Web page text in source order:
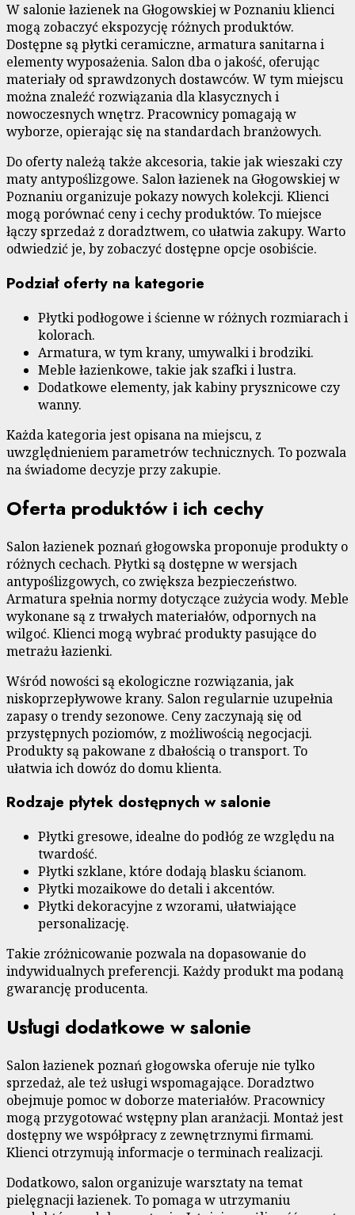
W salonie łazienek na Głogowskiej w Poznaniu klienci
mogą zobaczyć ekspozycję różnych produktów.
Dostępne są płytki ceramiczne, armatura sanitarna i
elementy wyposażenia. Salon dba o jakość, oferując
materiały od sprawdzonych dostawców. W tym miejscu
można znaleźć rozwiązania dla klasycznych i
nowoczesnych wnętrz. Pracownicy pomagają w
wyborze, opierając się na standardach branżowych.
Do oferty należą także akcesoria, takie jak wieszaki czy
maty antypoślizgowe. Salon łazienek na Głogowskiej w
Poznaniu organizuje pokazy nowych kolekcji. Klienci
mogą porównać ceny i cechy produktów. To miejsce
łączy sprzedaż z doradztwem, co ułatwia zakupy. Warto
odwiedzić je, by zobaczyć dostępne opcje osobiście.
Podział oferty na kategorie
Płytki podłogowe i ścienne w różnych rozmiarach i
kolorach.
Armatura, w tym krany, umywalki i brodziki.
Meble łazienkowe, takie jak szafki i lustra.
Dodatkowe elementy, jak kabiny prysznicowe czy
wanny.
Każda kategoria jest opisana na miejscu, z
uwzględnieniem parametrów technicznych. To pozwala
na świadome decyzje przy zakupie.
Oferta produktów i ich cechy
Salon łazienek poznań głogowska proponuje produkty o
różnych cechach. Płytki są dostępne w wersjach
antypoślizgowych, co zwiększa bezpieczeństwo.
Armatura spełnia normy dotyczące zużycia wody. Meble
wykonane są z trwałych materiałów, odpornych na
wilgoć. Klienci mogą wybrać produkty pasujące do
metrażu łazienki.
Wśród nowości są ekologiczne rozwiązania, jak
niskoprzepływowe krany. Salon regularnie uzupełnia
zapasy o trendy sezonowe. Ceny zaczynają się od
przystępnych poziomów, z możliwością negocjacji.
Produkty są pakowane z dbałością o transport. To
ułatwia ich dowóz do domu klienta.
Rodzaje płytek dostępnych w salonie
Płytki gresowe, idealne do podłóg ze względu na
twardość.
Płytki szklane, które dodają blasku ścianom.
Płytki mozaikowe do detali i akcentów.
Płytki dekoracyjne z wzorami, ułatwiające
personalizację.
Takie zróżnicowanie pozwala na dopasowanie do
indywidualnych preferencji. Każdy produkt ma podaną
gwarancję producenta.
Usługi dodatkowe w salonie
Salon łazienek poznań głogowska oferuje nie tylko
sprzedaż, ale też usługi wspomagające. Doradztwo
obejmuje pomoc w doborze materiałów. Pracownicy
mogą przygotować wstępny plan aranżacji. Montaż jest
dostępny we współpracy z zewnętrznymi firmami.
Klienci otrzymują informacje o terminach realizacji.
Dodatkowo, salon organizuje warsztaty na temat
pielęgnacji łazienek. To pomaga w utrzymaniu